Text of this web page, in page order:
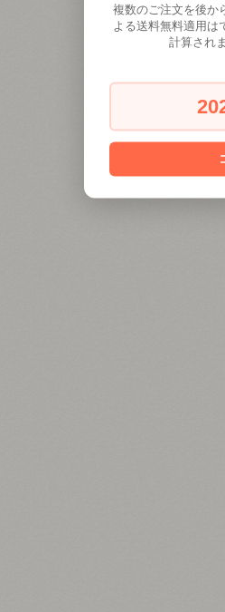
複数のご注文を後か
よる送料無料適用は
計算され